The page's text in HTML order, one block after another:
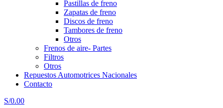
Pastillas de freno
Zapatas de freno
Discos de freno
Tambores de freno
Otros
Frenos de aire- Partes
Filtros
Otros
Repuestos Automotrices Nacionales
Contacto
S/0.00